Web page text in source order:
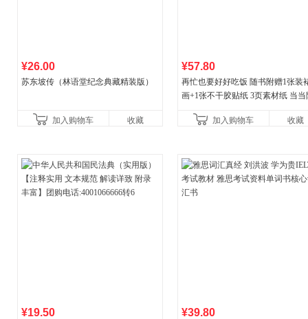
¥26.00
苏东坡传（林语堂纪念典藏精装版）
加入购物车 收藏
¥57.80
再忙也要好好吃饭 随书附赠1张装
画+1张不干胶贴纸 3页素材纸 当当
加入购物车
收藏
¥19.50 ¥39.80